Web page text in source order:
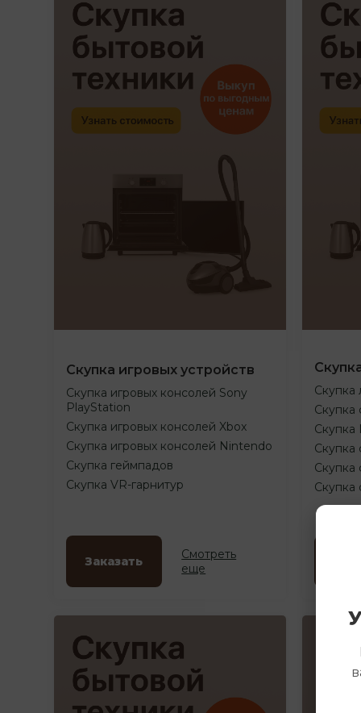
Скупка игровых устройств
Скупка игровых консолей Sony
PlayStation
Скупка игровых консолей Xbox
Скупка игровых консолей Nintendo
Скупка геймпадов
Скупка VR-гарнитур
Заказать
Смотреть
еще
Скупка
Скупка
Скупка
Скупка
Скупка